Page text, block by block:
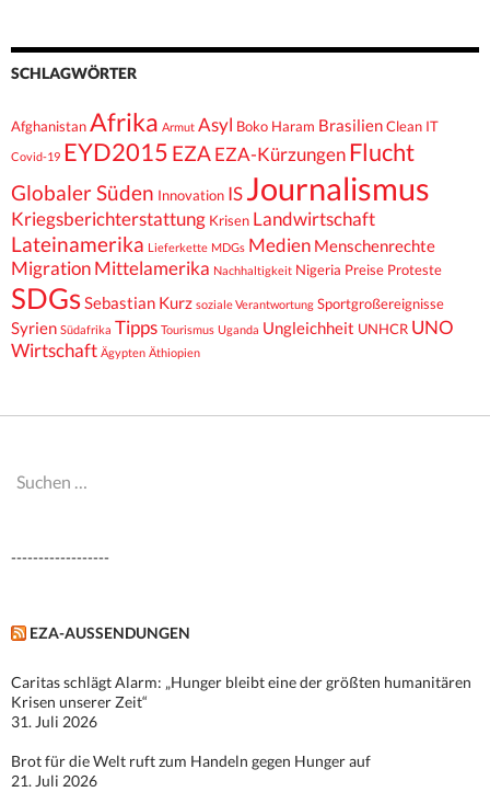
SCHLAGWÖRTER
AfghanistanAfrika Armut Asyl Boko Haram BrasilienClean IT
Covid-19 EYD2015 EZA EZA-Kürzungen Flucht
Globaler Süden Innovation IS Journalismus
Kriegsberichterstattung Krisen Landwirtschaft
Lateinamerika Lieferkette MDGs Medien Menschenrechte
Migration Mittelamerika Nachhaltigkeit Nigeria Preise Proteste
SDGsSebastian Kurz soziale Verantwortung Sportgroßereignisse
Syrien Südafrika Tipps Tourismus Uganda Ungleichheit UNHCR UNO
Wirtschaft Ägypten Äthiopien
Suchen
------------------
EZA-AUSSENDUNGEN
Caritas schlägt Alarm: „Hunger bleibt eine der größten humanitären
Krisen unserer Zeit“
31. Juli 2026
Brot für die Welt ruft zum Handeln gegen Hunger auf
21. Juli 2026